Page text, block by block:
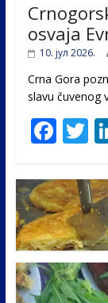
osvaja
10. јул 2026.
Crna Gora
slavu čuvenog
F
e
b
o
o
k
T